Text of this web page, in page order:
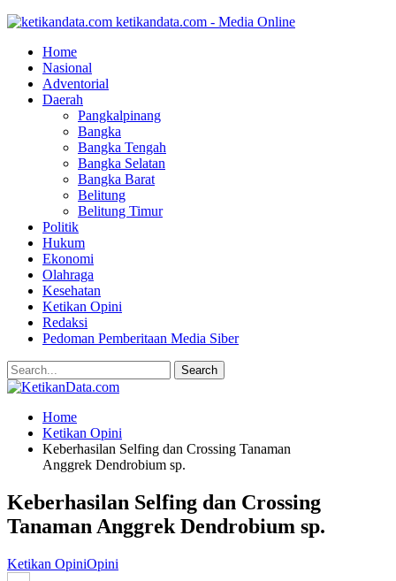
ketikandata.com - Media Online
Home
Nasional
Adventorial
Daerah
Pangkalpinang
Bangka
Bangka Tengah
Bangka Selatan
Bangka Barat
Belitung
Belitung Timur
Politik
Hukum
Ekonomi
Olahraga
Kesehatan
Ketikan Opini
Redaksi
Pedoman Pemberitaan Media Siber
Home
Ketikan Opini
Keberhasilan Selfing dan Crossing Tanaman
Anggrek Dendrobium sp.
Keberhasilan Selfing dan Crossing
Tanaman Anggrek Dendrobium sp.
Ketikan OpiniOpini